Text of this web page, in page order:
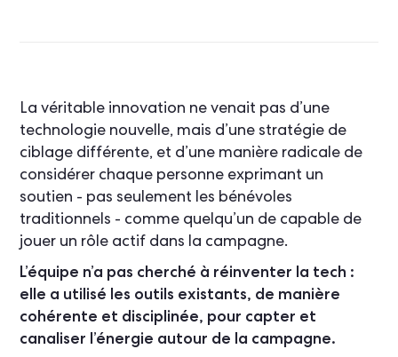
La véritable innovation ne venait pas d’une
technologie nouvelle, mais d’une stratégie de
ciblage différente, et d’une manière radicale de
considérer chaque personne exprimant un
soutien - pas seulement les bénévoles
traditionnels - comme quelqu’un de capable de
jouer un rôle actif dans la campagne.
L’équipe n’a pas cherché à réinventer la tech :
elle a utilisé les outils existants, de manière
cohérente et disciplinée, pour capter et
canaliser l’énergie autour de la campagne.